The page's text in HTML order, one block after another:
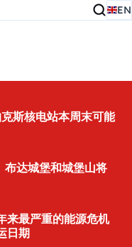
EN
斯核电站本周末可能
布达城堡和城堡山将
来最严重的能源危机
日期